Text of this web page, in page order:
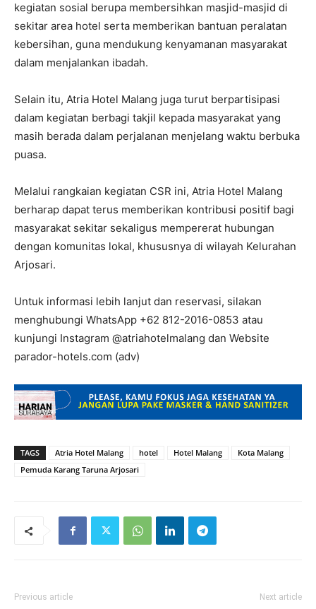
kegiatan sosial berupa membersihkan masjid-masjid di
sekitar area hotel serta memberikan bantuan peralatan
kebersihan, guna mendukung kenyamanan masyarakat
dalam menjalankan ibadah.
Selain itu, Atria Hotel Malang juga turut berpartisipasi
dalam kegiatan berbagi takjil kepada masyarakat yang
masih berada dalam perjalanan menjelang waktu berbuka
puasa.
Melalui rangkaian kegiatan CSR ini, Atria Hotel Malang
berharap dapat terus memberikan kontribusi positif bagi
masyarakat sekitar sekaligus mempererat hubungan
dengan komunitas lokal, khususnya di wilayah Kelurahan
Arjosari.
Untuk informasi lebih lanjut dan reservasi, silakan
menghubungi WhatsApp +62 812-2016-0853 atau
kunjungi Instagram @atriahotelmalang dan Website
parador-hotels.com (adv)
TAGS Atria Hotel Malang hotel Hotel Malang
Kota Malang
Pemuda Karang Taruna Arjosari
Previous article Next article